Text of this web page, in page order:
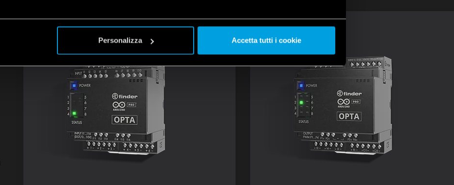
Personalizza Accetta tutti i cookie